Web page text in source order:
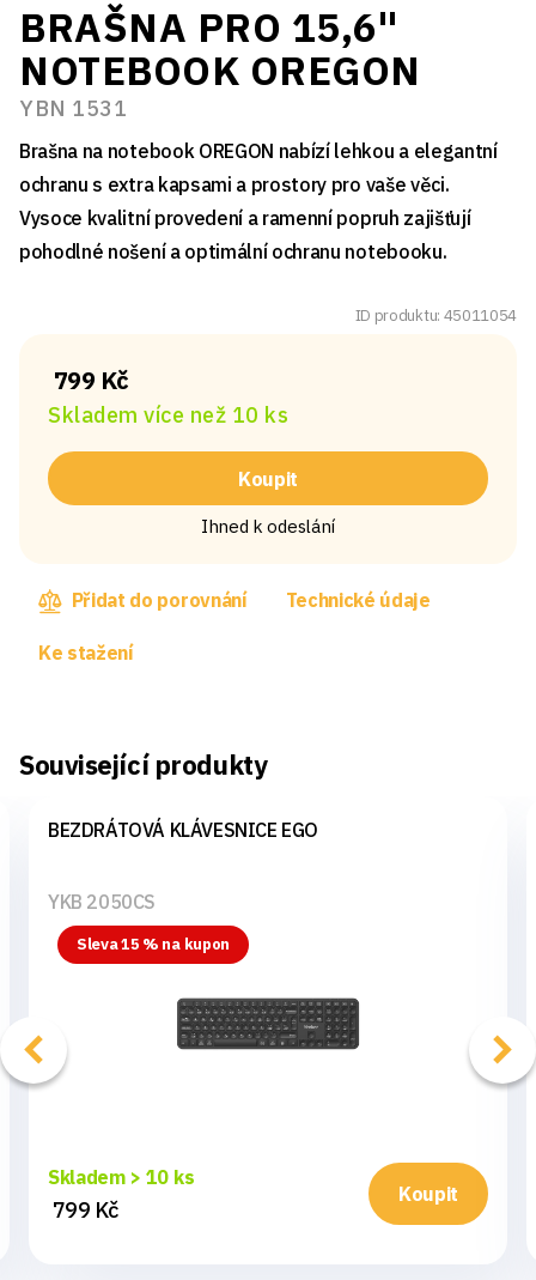
BRAŠNA PRO 15,6"
NOTEBOOK OREGON
YBN 1531
Brašna na notebook OREGON nabízí lehkou a elegantní
ochranu s extra kapsami a prostory pro vaše věci.
Vysoce kvalitní provedení a ramenní popruh zajišťují
pohodlné nošení a optimální ochranu notebooku.
ID produktu: 45011054
799 Kč
Skladem více než 10 ks
Koupit
Ihned k odeslání
Přidat do porovnání Technické údaje
Ke stažení
Související produkty
BEZDRÁTOVÁ KLÁVESNICE EGO
YKB 2050CS
Sleva 15 % na kupon
Skladem > 10 ks
799 Kč
Koupit